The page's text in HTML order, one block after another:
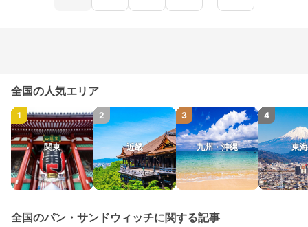
全国の人気エリア
1
関東
2
近畿
3
九州・沖縄
4
東海
全国のパン・サンドウィッチに関する記事